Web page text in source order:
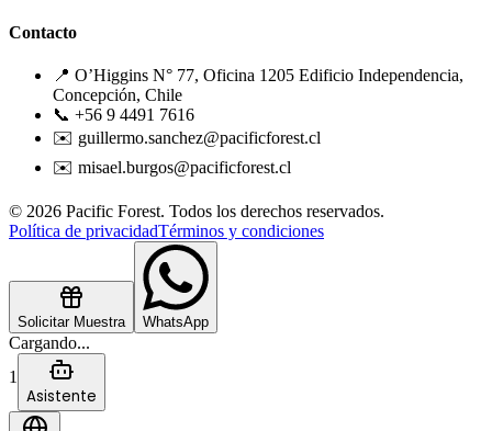
Contacto
📍 O’Higgins N° 77, Oficina 1205 Edificio Independencia,
Concepción, Chile
📞 +56 9 4491 7616
✉️ guillermo.sanchez@pacificforest.cl
✉️ misael.burgos@pacificforest.cl
© 2026 Pacific Forest. Todos los derechos reservados.
Política de privacidadTérminos y condiciones
Solicitar Muestra WhatsApp
Cargando...
1
Asistente